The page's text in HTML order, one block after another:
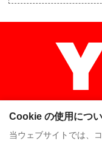
×
Cookie の使用につ
当ウェブサイトでは、